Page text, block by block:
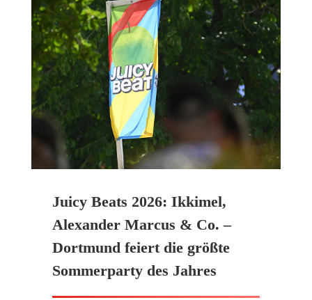
Juicy Beats 2026: Ikkimel,
Alexander Marcus & Co. –
Dortmund feiert die größte
Sommerparty des Jahres